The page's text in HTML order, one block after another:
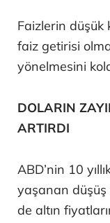
Faizlerin düşük
faiz getirisi
yönelmesini
DOLARIN
ARTIRDI
ABD’nin 10
yaşanan
de altın